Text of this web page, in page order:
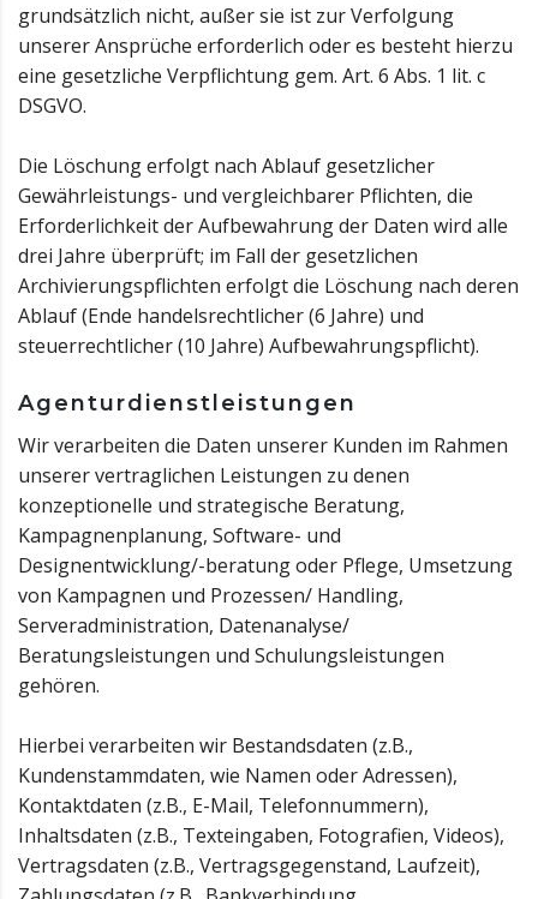
grundsätzlich nicht, außer sie ist zur Verfolgung
unserer Ansprüche erforderlich oder es besteht hierzu
eine gesetzliche Verpflichtung gem. Art. 6 Abs. 1 lit. c
DSGVO.
Die Löschung erfolgt nach Ablauf gesetzlicher
Gewährleistungs- und vergleichbarer Pflichten, die
Erforderlichkeit der Aufbewahrung der Daten wird alle
drei Jahre überprüft; im Fall der gesetzlichen
Archivierungspflichten erfolgt die Löschung nach deren
Ablauf (Ende handelsrechtlicher (6 Jahre) und
steuerrechtlicher (10 Jahre) Aufbewahrungspflicht).
Agenturdienstleistungen
Wir verarbeiten die Daten unserer Kunden im Rahmen
unserer vertraglichen Leistungen zu denen
konzeptionelle und strategische Beratung,
Kampagnenplanung, Software- und
Designentwicklung/-beratung oder Pflege, Umsetzung
von Kampagnen und Prozessen/ Handling,
Serveradministration, Datenanalyse/
Beratungsleistungen und Schulungsleistungen
gehören.
Hierbei verarbeiten wir Bestandsdaten (z.B.,
Kundenstammdaten, wie Namen oder Adressen),
Kontaktdaten (z.B., E-Mail, Telefonnummern),
Inhaltsdaten (z.B., Texteingaben, Fotografien, Videos),
Vertragsdaten (z.B., Vertragsgegenstand, Laufzeit),